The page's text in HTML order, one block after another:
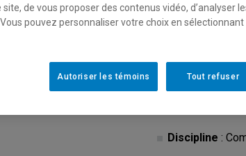
Horaire -
Discipline :
de vous proposer des contenus vidéo, d’analyser
pouvez personnaliser votre choix en sélectionnant
Tout refuser
Autoriser les témoins